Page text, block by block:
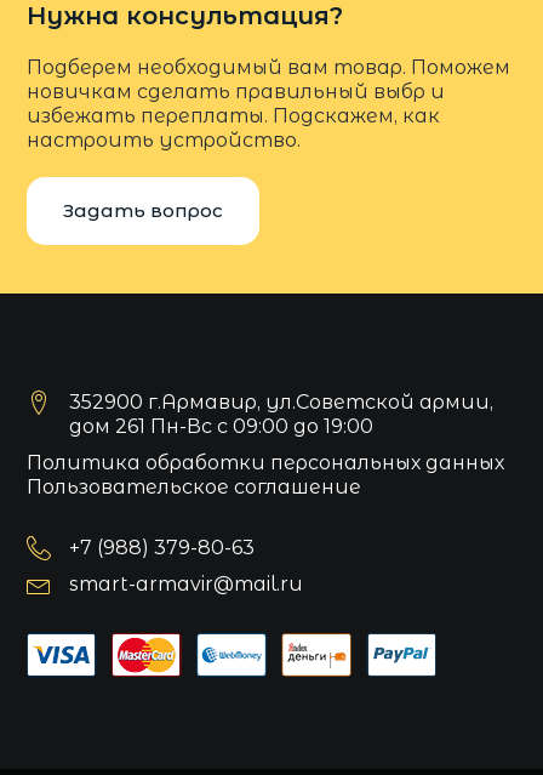
Нужна консультация?
Подберем необходимый вам товар. Поможем
новичкам сделать правильный выбр и
избежать переплаты. Подскажем, как
настроить устройство.
Задать вопрос
352900 г.Армавир, ул.Советской армии,
дом 261 Пн-Вс с 09:00 до 19:00
Политика обработки персональных данных
Пользовательское соглашение
+7 (988) 379-80-63
smart-armavir@mail.ru